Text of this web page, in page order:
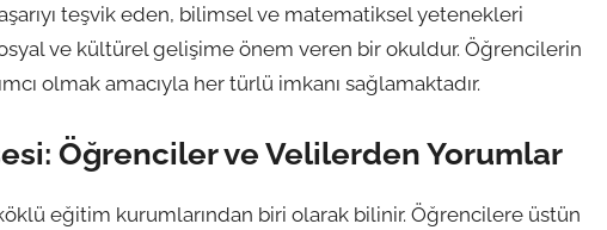
teşvik eden, bilimsel ve matematiksel yetenekleri
ve kültürel gelişime önem veren bir okuldur. Öğrencilerin
olmak amacıyla her türlü imkanı sağlamaktadır.
Öğrenciler ve Velilerden Yorumlar
eğitim kurumlarından biri olarak bilinir. Öğrencilere üstün